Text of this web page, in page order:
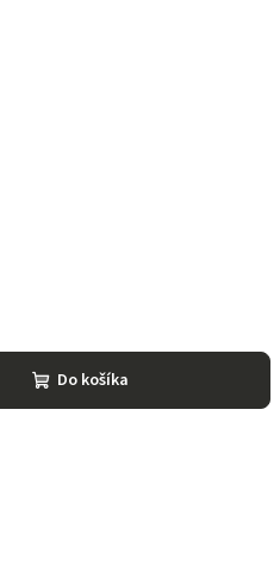
Do košíka